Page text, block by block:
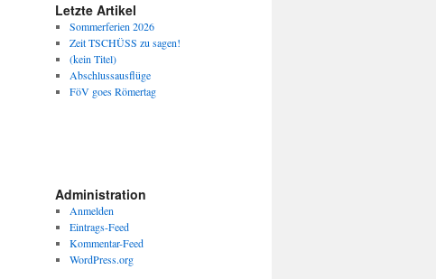
Letzte Artikel
Sommerferien 2026
Zeit TSCHÜSS zu sagen!
(kein Titel)
Abschlussausflüge
FöV goes Römertag
Administration
Anmelden
Eintrags-Feed
Kommentar-Feed
WordPress.org